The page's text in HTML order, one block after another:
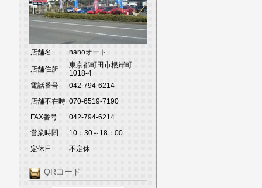
店舗名 nanoオート
店舗住所
東京都町田市根岸町
1018-4
電話番号
042-794-6214
店舗不在時 070-6519-7190
FAX番号
042-794-6214
営業時間
10：30～18：00
定休日
不定休
QRコード